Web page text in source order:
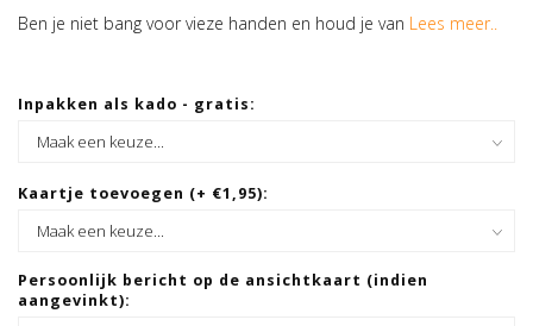
Ben je niet bang voor vieze handen en houd je van Lees meer..
Inpakken als kado - gratis:
Kaartje toevoegen (+ €1,95):
Persoonlijk bericht op de ansichtkaart (indien
aangevinkt):